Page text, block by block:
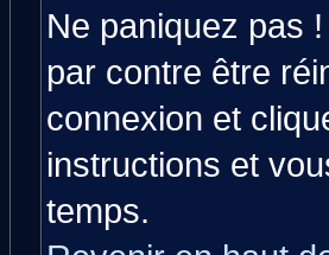
Ne paniquez pas
par contre être
connexion et
instructions et
temps.